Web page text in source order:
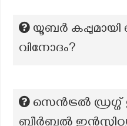
യൂബർ കപ്പുമായി
വിനോദം?
സെന്‍ട്രല്‍ ഡ്രഗ്ഗ്